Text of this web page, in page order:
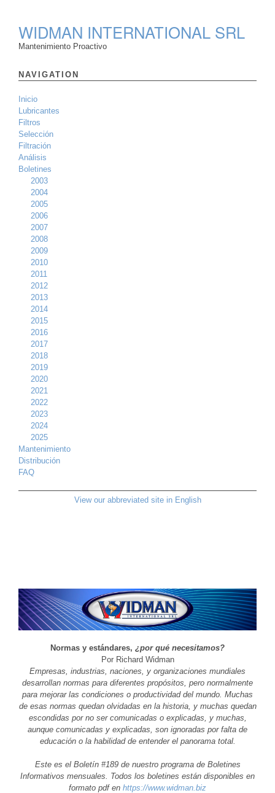
WIDMAN INTERNATIONAL SRL
Mantenimiento Proactivo
NAVIGATION
Inicio
Lubricantes
Filtros
Selección
Filtración
Análisis
Boletines
2003
2004
2005
2006
2007
2008
2009
2010
2011
2012
2013
2014
2015
2016
2017
2018
2019
2020
2021
2022
2023
2024
2025
Mantenimiento
Distribución
FAQ
View our abbreviated site in English
Normas y estándares, ¿por qué necesitamos?
Por Richard Widman
Empresas, industrias, naciones, y organizaciones mundiales
desarrollan normas para diferentes propósitos, pero normalmente
para mejorar las condiciones o productividad del mundo. Muchas
de esas normas quedan olvidadas en la historia, y muchas quedan
escondidas por no ser comunicadas o explicadas, y muchas,
aunque comunicadas y explicadas, son ignoradas por falta de
educación o la habilidad de entender el panorama total.
Este es el Boletín #189 de nuestro programa de Boletines
Informativos mensuales. Todos los boletines están disponibles en
formato pdf en https://www.widman.biz